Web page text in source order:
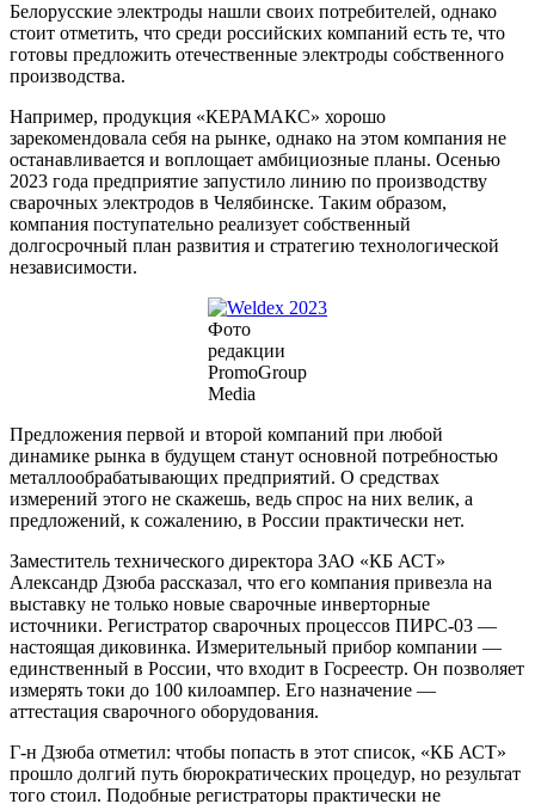
Белорусские электроды нашли своих потребителей, однако
стоит отметить, что среди российских компаний есть те, что
готовы предложить отечественные электроды собственного
производства.
Например, продукция «КЕРАМАКС» хорошо
зарекомендовала себя на рынке, однако на этом компания не
останавливается и воплощает амбициозные планы. Осенью
2023 года предприятие запустило линию по производству
сварочных электродов в Челябинске. Таким образом,
компания поступательно реализует собственный
долгосрочный план развития и стратегию технологической
независимости.
Фото
редакции
PromoGroup
Media
Предложения первой и второй компаний при любой
динамике рынка в будущем станут основной потребностью
металлообрабатывающих предприятий. О средствах
измерений этого не скажешь, ведь спрос на них велик, а
предложений, к сожалению, в России практически нет.
Заместитель технического директора ЗАО «КБ АСТ»
Александр Дзюба рассказал, что его компания привезла на
выставку не только новые сварочные инверторные
источники. Регистратор сварочных процессов ПИРС-03 —
настоящая диковинка. Измерительный прибор компании —
единственный в России, что входит в Госреестр. Он позволяет
измерять токи до 100 килоампер. Его назначение —
аттестация сварочного оборудования.
Г-н Дзюба отметил: чтобы попасть в этот список, «КБ АСТ»
прошло долгий путь бюрократических процедур, но результат
того стоил. Подобные регистраторы практически не